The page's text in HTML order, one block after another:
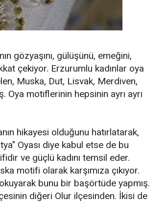
gözyaşını, gülüşünü, emeğini,
çekiyor. Erzurumlu kadınlar oya
Muska, Dut, Lisvak, Merdiven,
Oya motiflerinin hepsinin ayrı ayrı
hikayesi olduğunu hatırlatarak,
Oyası diye kabul etse de bu
ve güçlü kadını temsil eder.
motifi olarak karşımıza çıkıyor.
bunu bir başörtüde yapmış.
diğeri Olur ilçesinden. İkisi de